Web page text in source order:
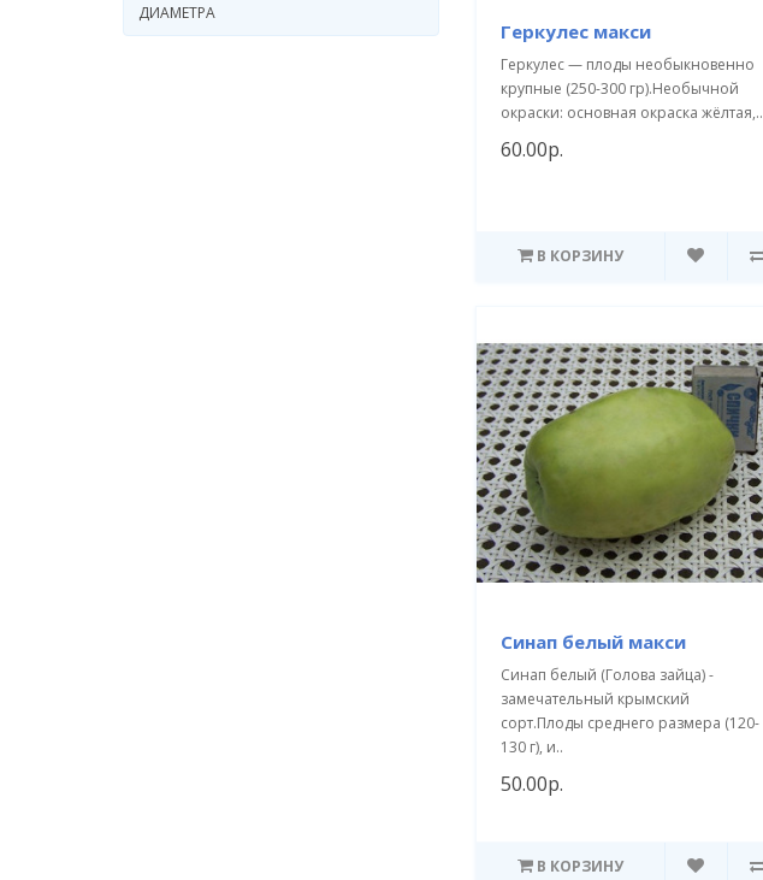
ДИАМЕТРА
Геркулес макси
Геркулес — плоды необыкновенно
крупные (250-300 гр).Необычной
окраски: основная окраска жёлтая,..
60.00р.
В КОРЗИНУ
Синап белый макси
Синап белый (Голова зайца) -
замечательный крымский
сорт.Плоды среднего размера (120-
130 г), и..
50.00р.
В КОРЗИНУ